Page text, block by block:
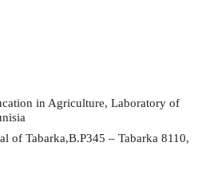
in Agriculture, Laboratory of
of Tabarka,B.P345 – Tabarka 8110,